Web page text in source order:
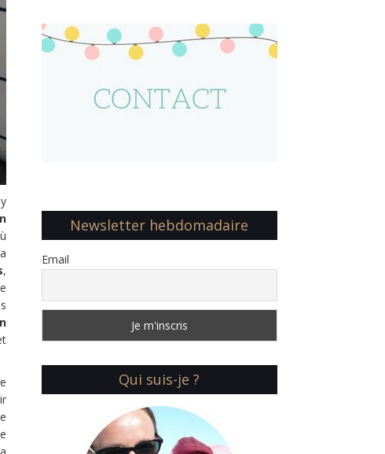
,
Newsletter hebdomadaire
Email
Qui suis-je ?